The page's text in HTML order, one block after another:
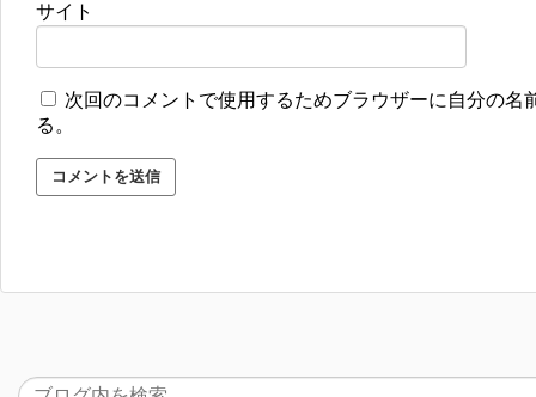
サイト
次回のコメントで使用するためブラウザーに自分の名
る。